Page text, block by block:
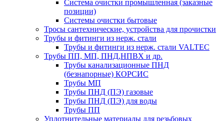
Система очистки промышленная (заказные
позиции)
Системы очистки бытовые
Тросы сантехнические, устройства для прочистки
Трубы и фитинги из нерж. стали
Трубы и фитинги из нерж. стали VALTEC
Трубы ПП, МП, ПНД,НПВХ и др.
Трубы канализационные ПНД
(безнапорные) КОРСИС
Трубы МП
Трубы ПНД (ПЭ) газовые
Трубы ПНД (ПЭ) для воды
Трубы ПП
Уплотнительные материалы для резьбовых